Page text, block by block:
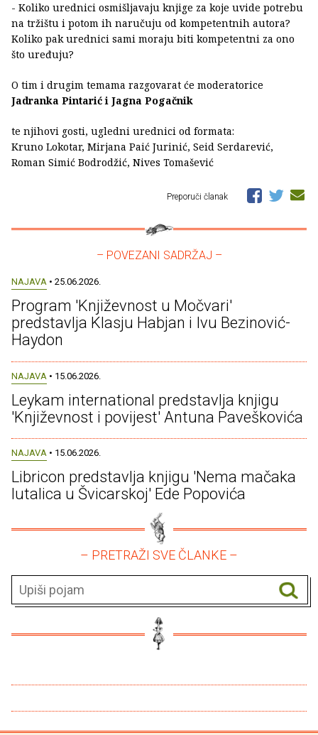
- Koliko urednici osmišljavaju knjige za koje uvide potrebu
na tržištu i potom ih naručuju od kompetentnih autora?
Koliko pak urednici sami moraju biti kompetentni za ono
što uređuju?
O tim i drugim temama razgovarat će moderatorice
Jadranka Pintarić i Jagna Pogačnik
te njihovi gosti, ugledni urednici od formata:
Kruno Lokotar, Mirjana Paić Jurinić, Seid Serdarević,
Roman Simić Bodrodžić, Nives Tomašević
Preporuči članak
– POVEZANI SADRŽAJ –
NAJAVA • 25.06.2026.
Program 'Književnost u Močvari'
predstavlja Klasju Habjan i Ivu Bezinović-
Haydon
NAJAVA • 15.06.2026.
Leykam international predstavlja knjigu
'Književnost i povijest' Antuna Paveškovića
NAJAVA • 15.06.2026.
Libricon predstavlja knjigu 'Nema mačaka
lutalica u Švicarskoj' Ede Popovića
– PRETRAŽI SVE ČLANKE –